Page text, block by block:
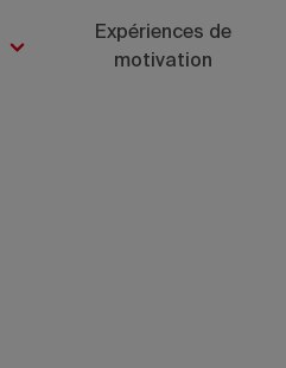
Expériences de
motivation